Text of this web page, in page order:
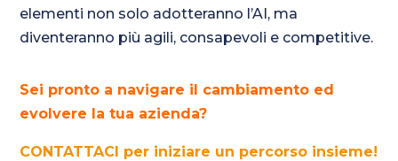
elementi non solo adotteranno l’AI, ma
diventeranno più agili, consapevoli e competitive.
Sei pronto a navigare il cambiamento ed
evolvere la tua azienda?
CONTATTACI per iniziare un percorso insieme!